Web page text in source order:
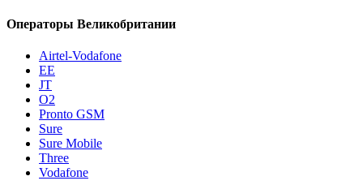
Операторы Великобритании
Airtel-Vodafone
EE
JT
O2
Pronto GSM
Sure
Sure Mobile
Three
Vodafone